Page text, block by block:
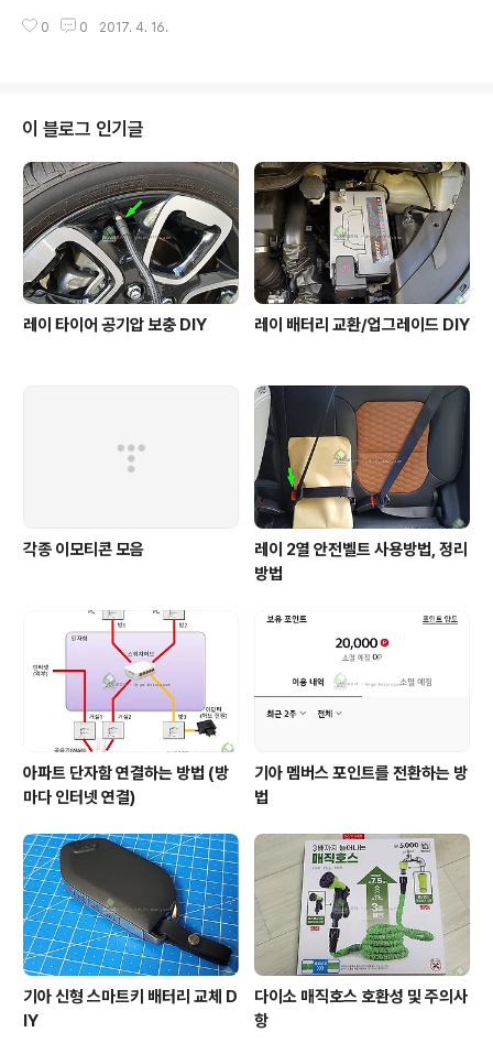
간 짜서 유리에 열심히 문지르면 됩니다. 액이 마르면 약간
중의 하나인 G-19모델입니다. 사진은 일본직구 제품과 한국 공식유통제품입니
바르고 5~10분 경화되고나면 극세사 타올로 하얗게 된것을 닦아내면 됩니다.
완전경화를 위해 12시간을 더 건조시켜라고 하네요. ..
0 0 2017. 4. 16.
이 블로그 인기글
레이 타이어 공기압 보충 DIY 레이 배터리 교환/업그레이드 DIY
각종 이모티콘 모음
레이 2열 안전벨트 사용방법, 정리
방법
아파트 단자함 연결하는 방법 (방
마다 인터넷 연결)
기아 멤버스 포인트를 전환하는 방
법
기아 신형 스마트키 배터리 교체 D
IY
다이소 매직호스 호환성 및 주의사
항